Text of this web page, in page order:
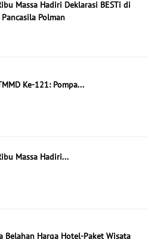
Massa Hadiri Deklarasi BESTi di
Polman
Ke-121: Pompa...
Massa Hadiri...
Belahan Harga Hotel-Paket Wisata